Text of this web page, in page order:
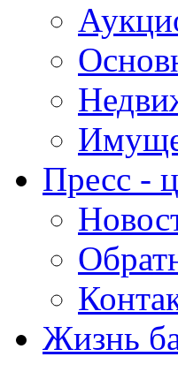
Пресс -
Жизнь